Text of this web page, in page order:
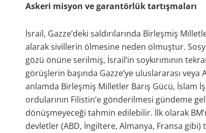
Askeri misyon ve garantörlük tartışmaları
İsrail, Gazze’deki saldırılarında Birleşmiş
alarak sivillerin ölmesine neden olmuştur.
gözü önüne serilmiş, İsrail’in soykırımının
görüşlerin başında Gazze’ye uluslararası
anlamda Birleşmiş Milletler Barış Gücü, İslam
ordularının Filistin’e gönderilmesi gündeme
dönüşmeyeceği tahmin edilebilir. İlk olarak
devletler (ABD, İngiltere, Almanya, Fransa gibi)